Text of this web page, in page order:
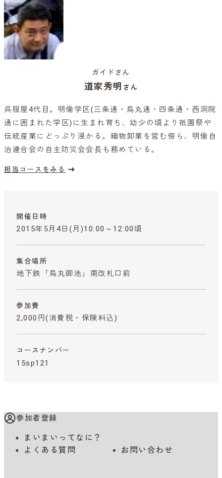
ガイドさん
道家秀明 さん
呉服屋4代目。明倫学区(三条通・烏丸通・四条通・西洞院
通に囲まれた学区)に生まれ育ち、幼少の頃より祇園祭や
伝統産業にどっぷり浸かる。織物卸業を営む傍ら、明倫自
治連合会の自主防災会会長も務めている。
担当コースをみる
開催日時
2015年5月4日(月)10:00～12:00頃
集合場所
地下鉄「烏丸御池」南改札口前
参加費
2,000円 (消費税・保険料込)
コースナンバー
15sp121
参加者登録
まいまいってなに？
よくある質問
お問い合わせ